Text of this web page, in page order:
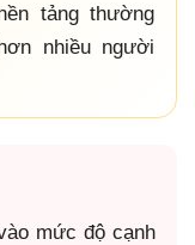
tảng thường
nhiều người
mức độ cạnh